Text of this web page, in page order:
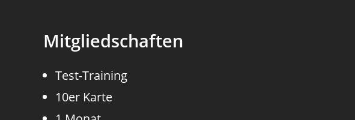
Mitgliedschaften
Test-Training
10er Karte